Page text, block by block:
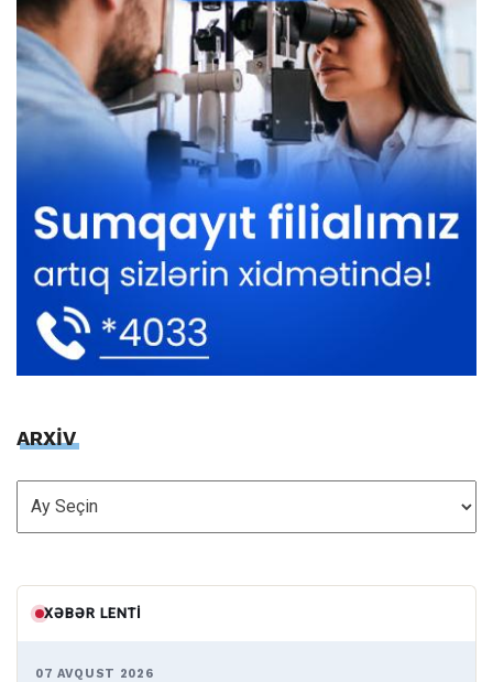
ARXİV
ARXİV
XƏBƏR LENTI
07 AVQUST 2026